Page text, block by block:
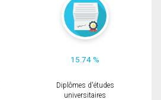
15.74 %
Diplômes d'études
universitaires